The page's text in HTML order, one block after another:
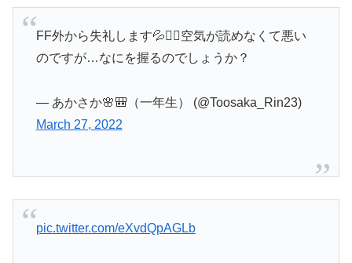
FF外から失礼します💦🙇‍♀️空気が読めなくて悪い
のですが…なにを握るのでしょうか？
— あかさか🌸🎒（一年生） (@Toosaka_Rin23)
March 27, 2022
pic.twitter.com/eXvdQpAGLb